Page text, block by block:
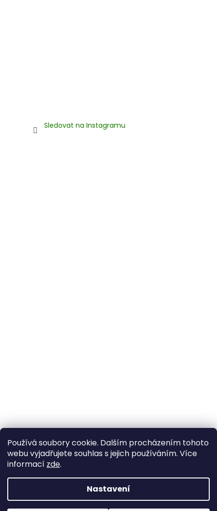
Používá soubory cookie. Dalším procházením tohoto
webu vyjadřujete souhlas s jejich používáním. Více
informací zde.
Nastavení
Pokud u nás nenajdete konkrétní produkt, neváhejte se
Sledovat na Instagramu
Vytvořil Shoptet